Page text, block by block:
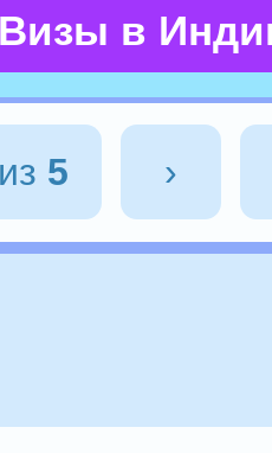
Визы в
из 5 ›